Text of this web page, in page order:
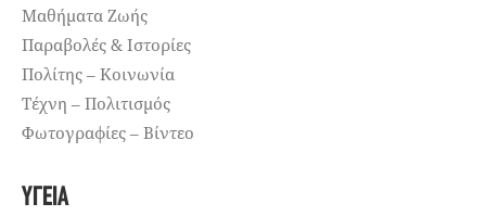
Μαθήματα Ζωής
Παραβολές & Ιστορίες
Πολίτης – Κοινωνία
Τέχνη – Πολιτισμός
Φωτογραφίες – Βίντεο
ΥΓΕΊΑ